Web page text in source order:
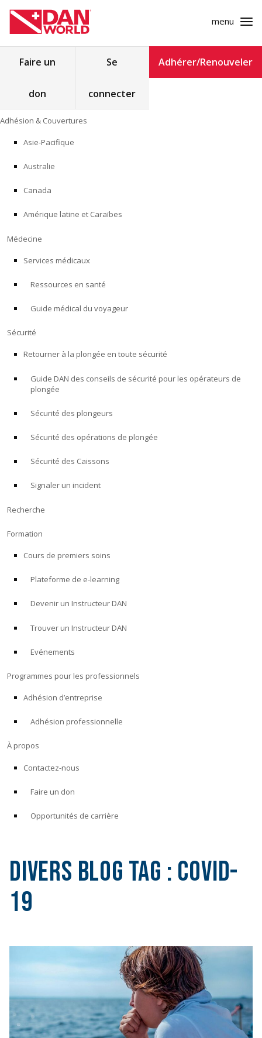
Skip
to
content
menu
Alert Diver
Blog
ADHÉSION & COUVERTURES
RECHERCHE
FORMATION
PROGRAMMES POUR LES PROFESSIONNELS
À PROPOS
Faire un
don
Se
connecter
Adhérer/Renouveler
Adhésion & Couvertures
Asie-Pacifique
Australie
Canada
Amérique latine et Caraïbes
Médecine
Services médicaux
Ressources en santé
Guide médical du voyageur
Sécurité
Retourner à la plongée en toute sécurité
Guide DAN des conseils de sécurité pour les opérateurs de
plongée
Sécurité des plongeurs
Sécurité des opérations de plongée
Sécurité des Caissons
Signaler un incident
Recherche
Formation
Cours de premiers soins
Plateforme de e-learning
Devenir un Instructeur DAN
Trouver un Instructeur DAN
Evénements
Programmes pour les professionnels
Adhésion d’entreprise
Adhésion professionnelle
À propos
Contactez-nous
Faire un don
Opportunités de carrière
Divers Blog Tag : COVID-
19